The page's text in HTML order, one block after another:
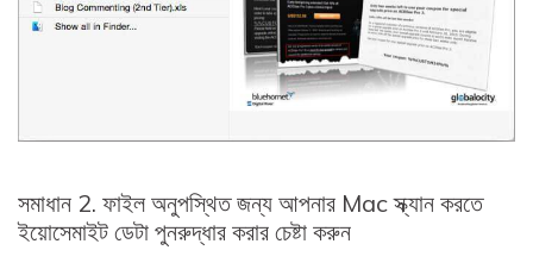
সমাধান 2. ফাইল অনুপস্থিত জন্য আপনার Mac স্ক্যান করতে
ইয়োসেমাইট ডেটা পুনরুদ্ধার করার চেষ্টা করুন